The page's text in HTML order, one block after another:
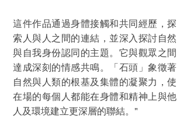
這件作品通過身體接觸和共同經歷，探
索人與人之間的連結，並深入探討自然
與自我身份認同的主題。它與觀眾之間
達成深刻的情感共鳴。「石頭」象徵著
自然與人類的根基及集體的凝聚力，使
在場的每個人都能在身體和精神上與他
人及環境建立更深層的聯結。"